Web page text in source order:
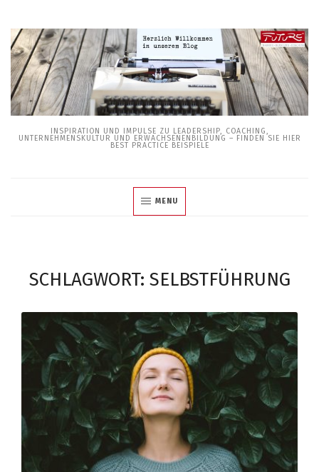
Skip
to
content
INSPIRATION UND IMPULSE ZU LEADERSHIP, COACHING,
UNTERNEHMENSKULTUR UND ERWACHSENENBILDUNG – FINDEN SIE HIER
BEST PRACTICE BEISPIELE
MENU
SCHLAGWORT: SELBSTFÜHRUNG